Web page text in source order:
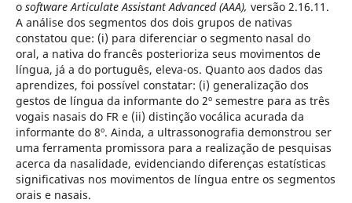
o software Articulate Assistant Advanced (AAA), versão 2.16.11.
A análise dos segmentos dos dois grupos de nativas
constatou que: (i) para diferenciar o segmento nasal do
oral, a nativa do francês posterioriza seus movimentos de
língua, já a do português, eleva-os. Quanto aos dados das
aprendizes, foi possível constatar: (i) generalização dos
gestos de língua da informante do 2º semestre para as três
vogais nasais do FR e (ii) distinção vocálica acurada da
informante do 8º. Ainda, a ultrassonografia demonstrou ser
uma ferramenta promissora para a realização de pesquisas
acerca da nasalidade, evidenciando diferenças estatísticas
significativas nos movimentos de língua entre os segmentos
orais e nasais.